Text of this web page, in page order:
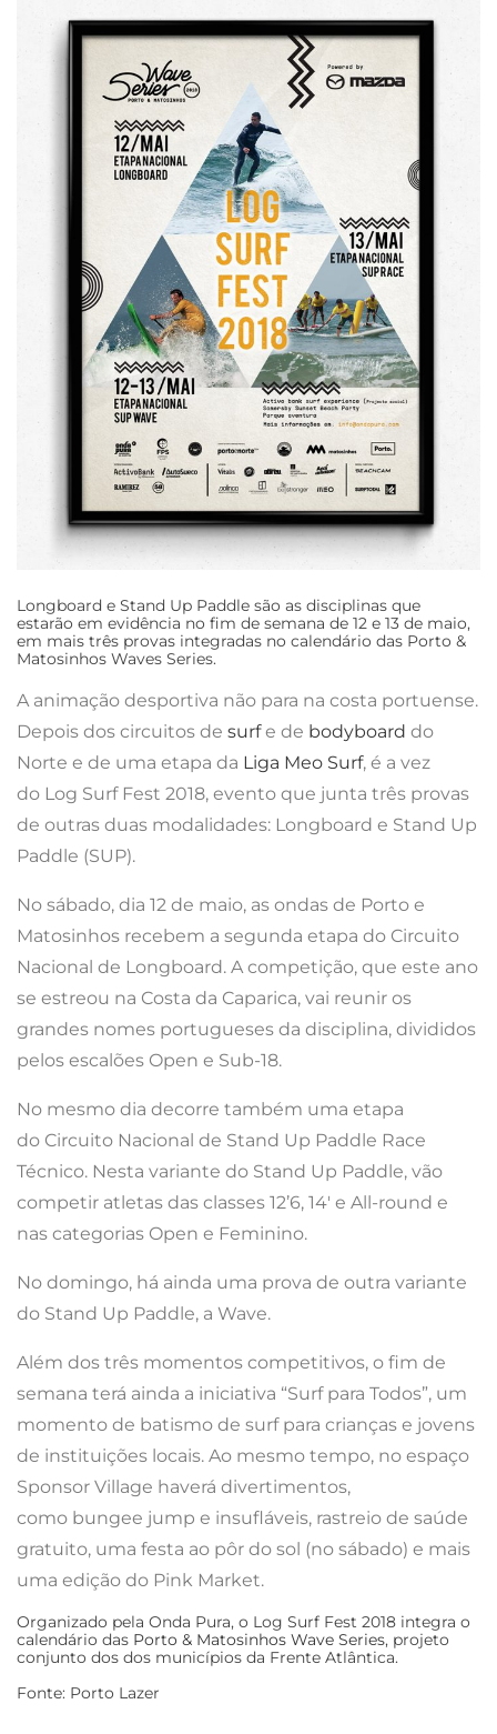
Longboard e Stand Up Paddle são as disciplinas que
estarão em evidência no fim de semana de 12 e 13 de maio,
em mais três provas integradas no calendário das Porto &
Matosinhos Waves Series.
A animação desportiva não para na costa portuense.
Depois dos circuitos de surfe de bodyboard do
Norte e de uma etapa da Liga Meo Surf, é a vez
do Log Surf Fest 2018, evento que junta três provas
de outras duas modalidades: Longboard e Stand Up
Paddle (SUP).
No sábado, dia 12 de maio, as ondas de Porto e
Matosinhos recebem a segunda etapa do Circuito
Nacional de Longboard. A competição, que este ano
se estreou na Costa da Caparica, vai reunir os
grandes nomes portugueses da disciplina, divididos
pelos escalões Open e Sub-18.
No mesmo dia decorre também uma etapa
do Circuito Nacional de Stand Up Paddle Race
Técnico. Nesta variante do Stand Up Paddle, vão
competir atletas das classes 12’6, 14′ e All-round e
nas categorias Open e Feminino.
No domingo, há ainda uma prova de outra variante
do Stand Up Paddle, a Wave.
Além dos três momentos competitivos, o fim de
semana terá ainda a iniciativa “Surf para Todos”, um
momento de batismo de surf para crianças e jovens
de instituições locais. Ao mesmo tempo, no espaço
Sponsor Village haverá divertimentos,
como bungee jump e insufláveis, rastreio de saúde
gratuito, uma festa ao pôr do sol (no sábado) e mais
uma edição do Pink Market.
Organizado pela Onda Pura, o Log Surf Fest 2018 integra o
calendário das Porto & Matosinhos Wave Series, projeto
conjunto dos dos municípios da Frente Atlântica.
Fonte: Porto Lazer